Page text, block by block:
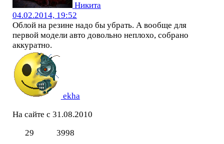
Никита
04.02.2014, 19:52
Облой на резине надо бы убрать. А вообще для
первой модели авто довольно неплохо, собрано
аккуратно.
ekha
На сайте с 31.08.2010
29
3998